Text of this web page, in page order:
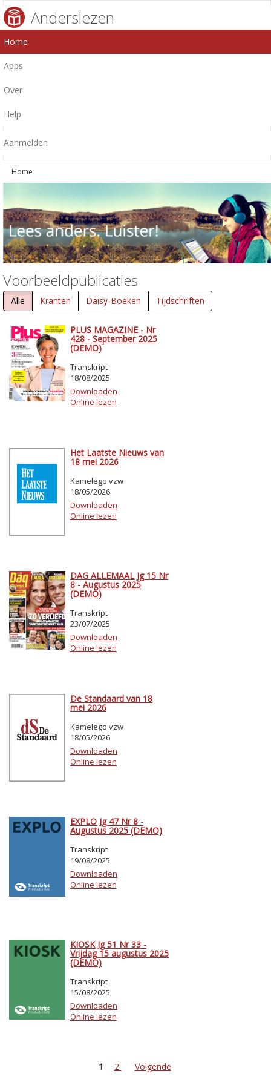
Anderslezen
Home
Apps
Over
Help
Aanmelden
Home
Voorbeeldpublicaties
Alle Kranten Daisy-Boeken Tijdschriften
PLUS MAGAZINE - Nr
428 - September 2025
(DEMO)
Transkript
18/08/2025
Downloaden
Online lezen
Het Laatste Nieuws van
18 mei 2026
Kamelego vzw
18/05/2026
Downloaden
Online lezen
DAG ALLEMAAL Jg 15 Nr
8 - Augustus 2025
(DEMO)
Transkript
23/07/2025
Downloaden
Online lezen
De Standaard van 18
mei 2026
Kamelego vzw
18/05/2026
Downloaden
Online lezen
EXPLO Jg 47 Nr 8 -
Augustus 2025 (DEMO)
Transkript
19/08/2025
Downloaden
Online lezen
KIOSK Jg 51 Nr 33 -
Vrijdag 15 augustus 2025
(DEMO)
Transkript
15/08/2025
Downloaden
Online lezen
1 2 Volgende